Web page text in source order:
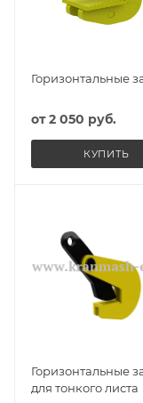
Горизонтальные
от2 050 руб.
КУПИТЬ
Горизонтальные
для тонкого листа